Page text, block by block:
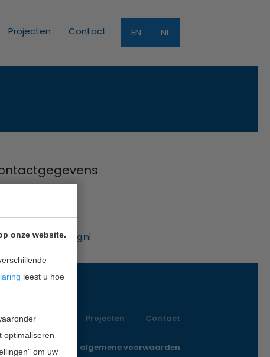
onze website.
leest u hoe
optimaliseren
om uw
EN NL
Projecten Contact
B.V.
NB Haarlem
info@innofunding.nl
Vacatures Projecten Contact
| algemene voorwaarden